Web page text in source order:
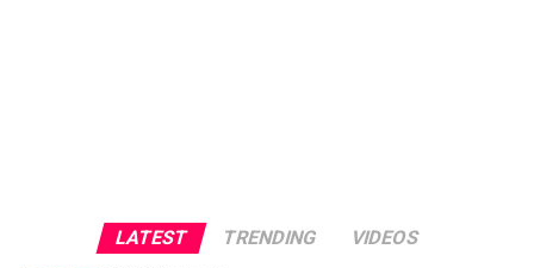
LATEST TRENDING VIDEOS